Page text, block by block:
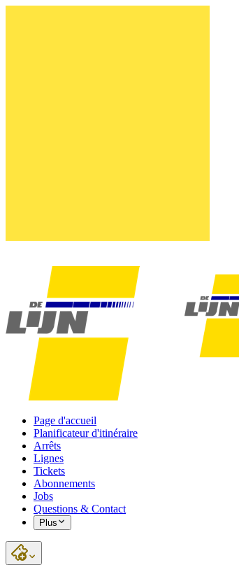
Page d'accueil
Planificateur d'itinéraire
Arrêts
Lignes
Tickets
Abonnements
Jobs
Questions & Contact
Plus